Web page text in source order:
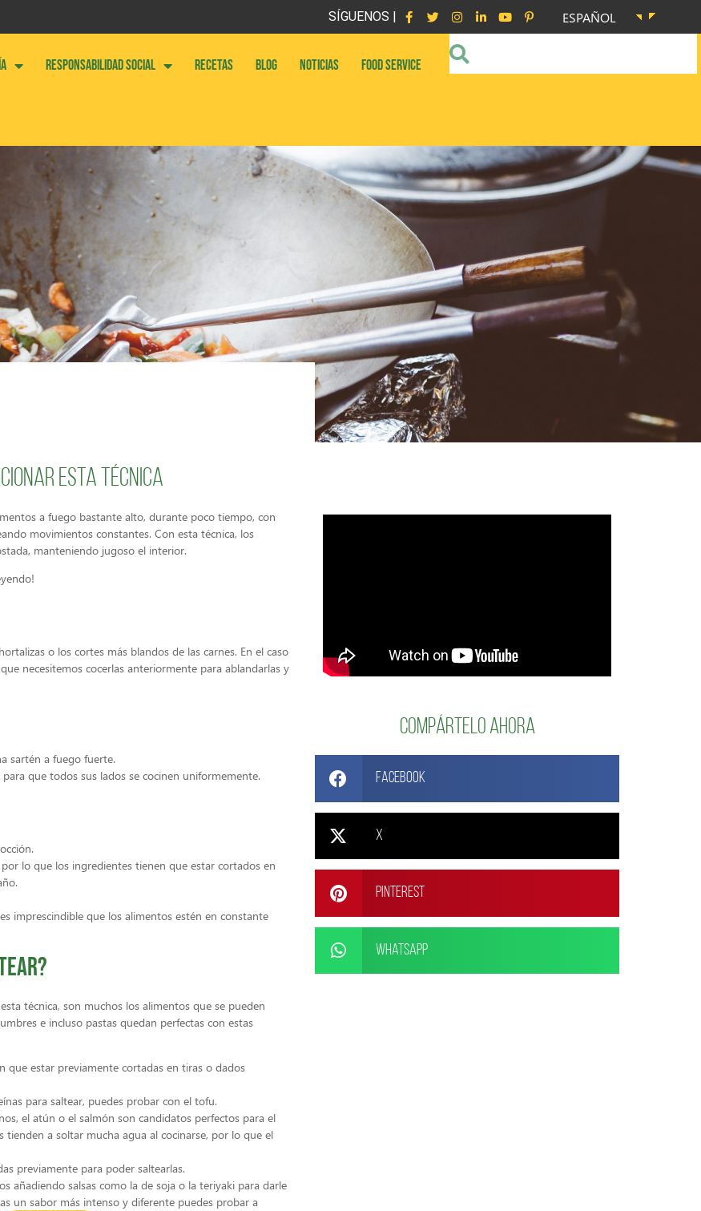
SÍGUENOS | ESPAÑOL
RESPONSABILIDAD SOCIAL RECETAS BLOG NOTICIAS FOOD SERVICE
esta técnica
a fuego bastante alto, durante poco tiempo, con
movimientos constantes. Con esta técnica, los
manteniendo jugoso el interior.
o los cortes más blandos de las carnes. En el caso
necesitemos cocerlas anteriormente para ablandarlas y
sartén a fuego fuerte.
que todos sus lados se cocinen uniformemente.
lo que los ingredientes tienen que estar cortados en
imprescindible que los alimentos estén en constante
técnica, son muchos los alimentos que se pueden
e incluso pastas quedan perfectas con estas
que estar previamente cortadas en tiras o dados
para saltear, puedes probar con el tofu.
el atún o el salmón son candidatos perfectos para el
tienden a soltar mucha agua al cocinarse, por lo que el
previamente para poder saltearlas.
añadiendo salsas como la de soja o la teriyaki para darle
un sabor más intenso y diferente puedes probar a
Compártelo ahora
Facebook
X
Pinterest
WhatsApp